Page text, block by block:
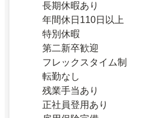
長期休暇あり
年間休日110日以上
特別休暇
第二新卒歓迎
フレックスタイム制
転勤なし
残業手当あり
正社員登用あり